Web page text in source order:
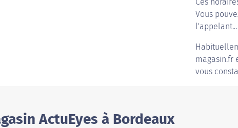
Vous
l'appelant...
magasin.fr
vous
ActuEyes à Bordeaux